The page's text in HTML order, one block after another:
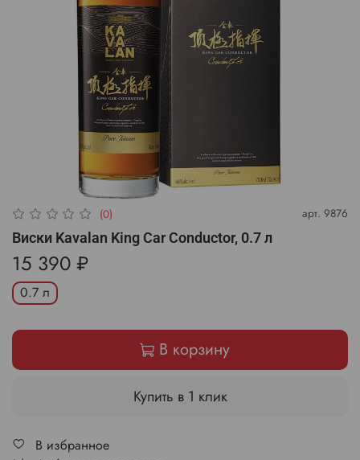
(0) арт. 9876
Виски Kavalan King Car Conductor, 0.7 л
15 390 ₽
0.7 л
В корзину
Купить в 1 клик
В избранное